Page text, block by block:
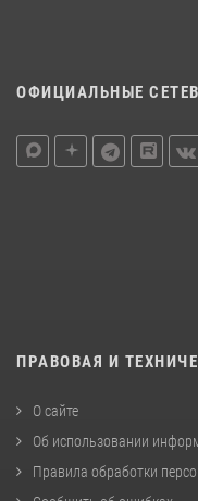
ОФИЦИАЛЬНЫЕ
ПРАВОВАЯ И
О сайте
Об использовании
Правила обработки